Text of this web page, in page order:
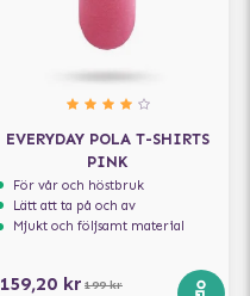
EVERYDAY POLA T-SHIRTS
PINK
För vår och höstbruk
Lätt att ta på och av
Mjukt och följsamt material
159,20 kr 199 kr